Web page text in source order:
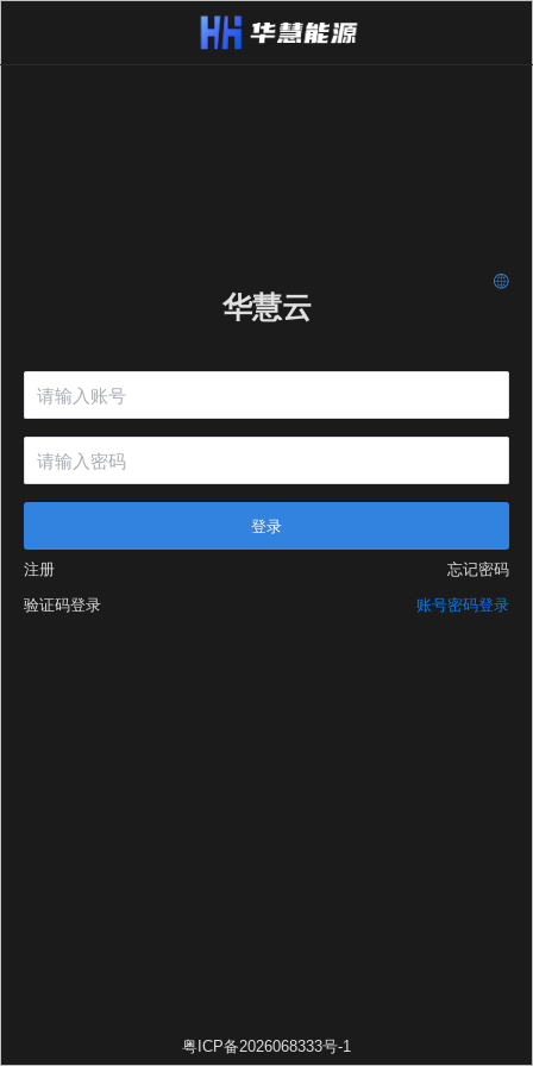
华慧云
登录
注册
忘记密码
验证码登录
账号密码登录
粤ICP备2026068333号-1